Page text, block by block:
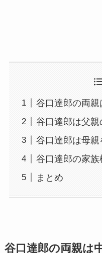
谷口達郎の両親
谷口達郎は父
谷口達郎は母
谷口達郎の家族
まとめ
谷口達郎の両親は